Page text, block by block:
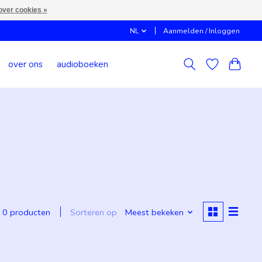
NL Aanmelden / Inloggen
over ons audioboeken
0 producten Sorteren op Meest bekeken
cookies »